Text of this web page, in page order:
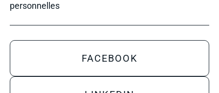
personnelles
FACEBOOK